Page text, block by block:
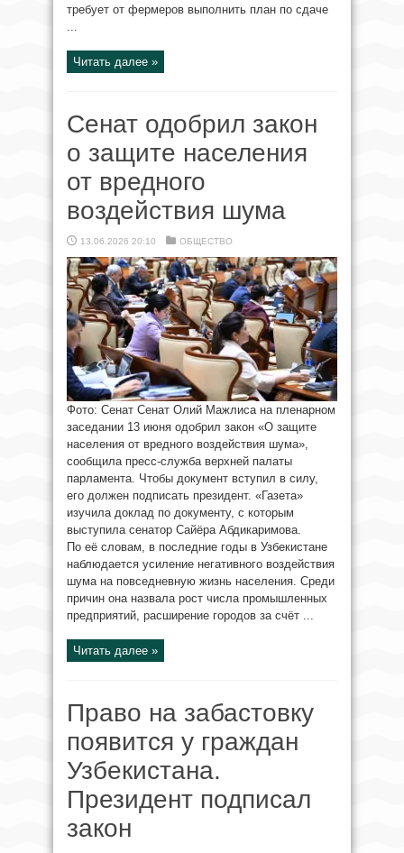
требует от фермеров выполнить план по сдаче
...
Читать далее »
Сенат одобрил закон
о защите населения
от вредного
воздействия шума
13.06.2026 20:10 ОБЩЕСТВО
Фото: Сенат Сенат Олий Мажлиса на пленарном
заседании 13 июня одобрил закон «О защите
населения от вредного воздействия шума»,
сообщила пресс-служба верхней палаты
парламента. Чтобы документ вступил в силу,
его должен подписать президент. «Газета»
изучила доклад по документу, с которым
выступила сенатор Сайёра Абдикаримова.
По её словам, в последние годы в Узбекистане
наблюдается усиление негативного воздействия
шума на повседневную жизнь населения. Среди
причин она назвала рост числа промышленных
предприятий, расширение городов за счёт ...
Читать далее »
Право на забастовку
появится у граждан
Узбекистана.
Президент подписал
закон